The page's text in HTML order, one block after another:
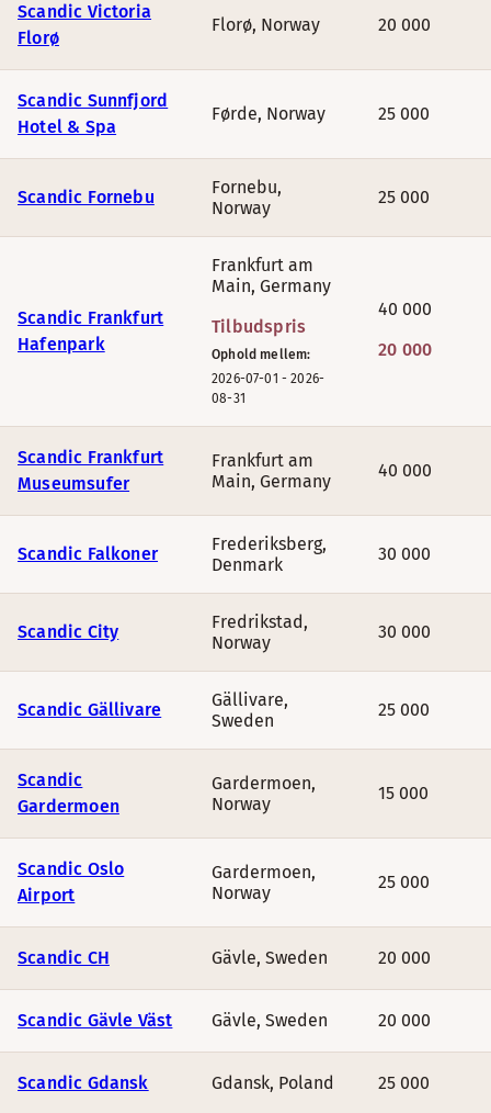
Scandic Victoria
Florø
Florø, Norway 20 000
Scandic Sunnfjord
Hotel & Spa
Førde, Norway 25 000
Scandic Fornebu Fornebu,
Norway
25 000
Scandic Frankfurt
Hafenpark
Frankfurt am
Main, Germany
Tilbudspris
Ophold mellem:
2026-07-01 -2026-
08-31
40 000
20 000
Scandic Frankfurt
Museumsufer
Frankfurt am
Main, Germany
40 000
Scandic Falkoner Frederiksberg,
Denmark
30 000
Scandic City Fredrikstad,
Norway
30 000
Scandic Gällivare Gällivare,
Sweden
25 000
Scandic
Gardermoen
Gardermoen,
Norway
15 000
Scandic Oslo
Airport
Gardermoen,
Norway
25 000
Scandic CH Gävle, Sweden 20 000
Scandic Gävle Väst Gävle, Sweden 20 000
Scandic Gdansk Gdansk, Poland 25 000